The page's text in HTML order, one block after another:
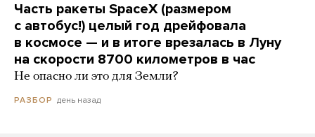
Часть ракеты SpaceX (размером
с автобус!) целый год дрейфовала
в космосе — и в итоге врезалась в Луну
на скорости 8700 километров в час
Не опасно ли это для Земли?
РАЗБОР день назад